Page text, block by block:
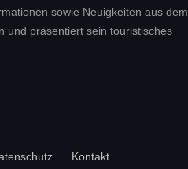
sowie Neuigkeiten aus dem
und präsentiert sein touristisches
Kontakt